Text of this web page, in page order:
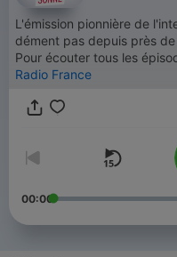
L'émission pionnière de
dément pas depuis près de 40 ans. Vous
Pour écouter tous les
Radio France
00:00